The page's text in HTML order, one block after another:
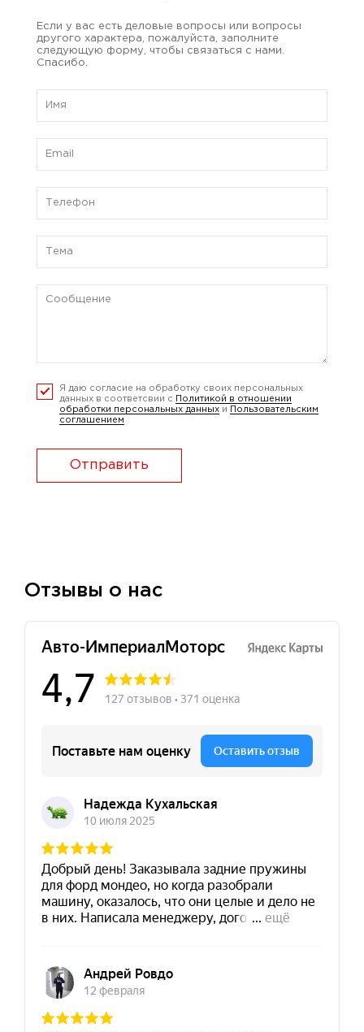
Если у вас есть деловые вопросы или вопросы
другого характера, пожалуйста, заполните
следующую форму, чтобы связаться с нами.
Спасибо.
Я даю согласие на обработку своих персональных
данных в соответсвии с
Политикой в отношении
обработки персональных данных и
Пользовательским
соглашением
Отправить
Отзывы о нас